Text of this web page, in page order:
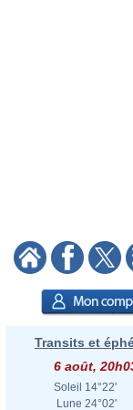
Transits et
6 août,
Soleil 14°22'
Lune 24°02'